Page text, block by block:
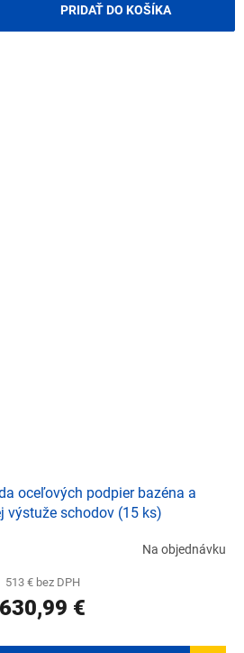
PRIDAŤ DO KOŠÍKA
oceľových podpier bazéna a
výstuže schodov (15 ks)
Na objednávku
513 € bez DPH
630,99 €